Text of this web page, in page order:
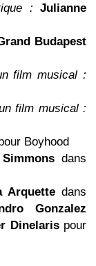
: Julianne
Budapest
film musical :
film musical :
Boyhood
dans
Arquette dans
Gonzalez
Dinelaris pour